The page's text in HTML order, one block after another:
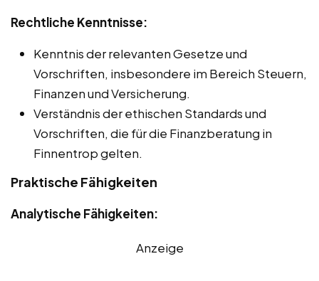
Rechtliche Kenntnisse:
Kenntnis der relevanten Gesetze und
Vorschriften, insbesondere im Bereich Steuern,
Finanzen und Versicherung.
Verständnis der ethischen Standards und
Vorschriften, die für die Finanzberatung in
Finnentrop gelten.
Praktische Fähigkeiten
Analytische Fähigkeiten:
Anzeige